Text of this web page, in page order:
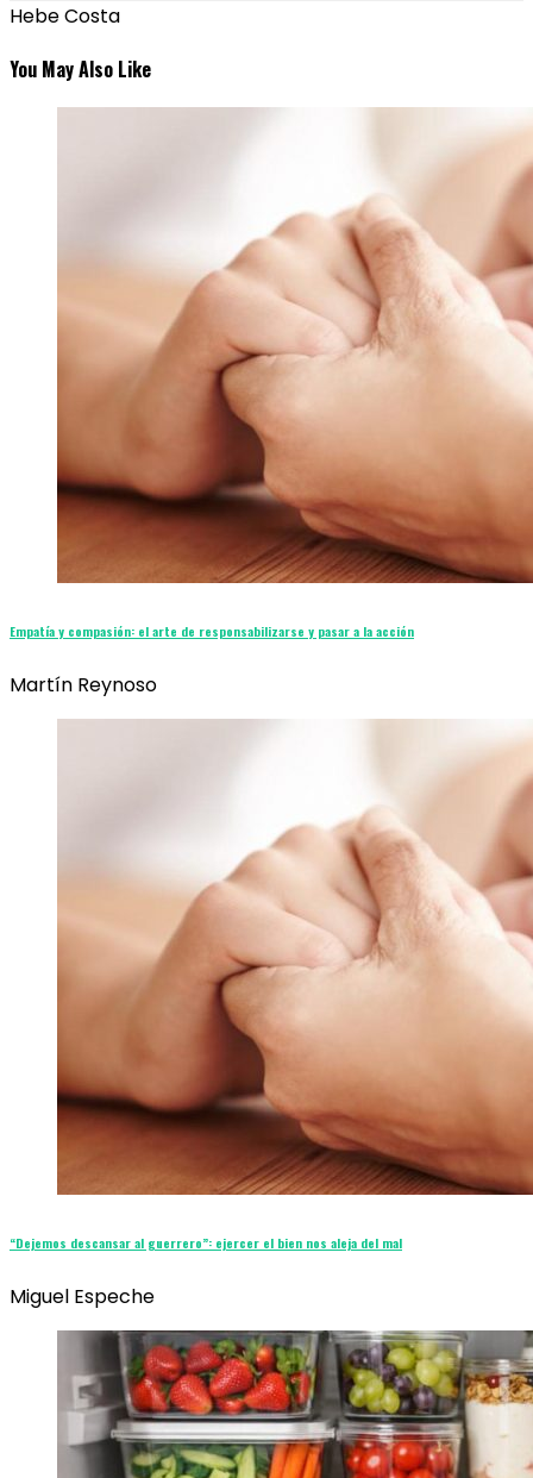
Hebe Costa
You May Also Like
Empatía y compasión: el arte de responsabilizarse y pasar a la acción
Martín Reynoso
“Dejemos descansar al guerrero”: ejercer el bien nos aleja del mal
Miguel Espeche